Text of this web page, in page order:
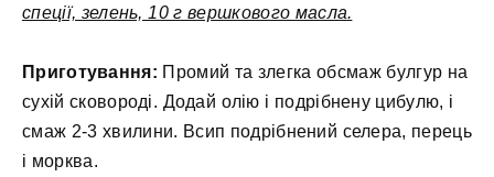
спеції, зелень, 10 г вершкового масла.
Приготування: Промий та злегка обсмаж булгур на
сухій сковороді. Додай олію і подрібнену цибулю, і
смаж 2-3 хвилини. Всип подрібнений селера, перець
і морква.